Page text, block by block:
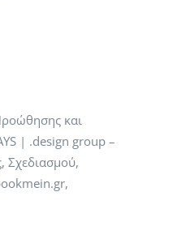
και
| .design group –
Σχεδιασμού,